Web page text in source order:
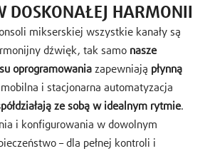
DOSKONAŁEJ HARMONII
mikserskiej wszystkie kanały są
dźwięk, tak samo nasze
oprogramowania zapewniają płynną
mobilna i stacjonarna automatyzacja
ze sobą w idealnym rytmie.
i konfigurowania w dowolnym
– dla pełnej kontroli i